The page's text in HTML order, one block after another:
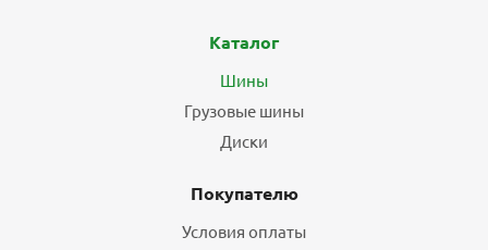
Каталог
Шины
Грузовые шины
Диски
Покупателю
Условия оплаты